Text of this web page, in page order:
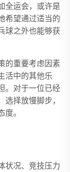
全运会，或许是
希望通过适当的
球之外也能够获
的重要考虑因素
活中的其他乐
。对于一位已经
择放慢脚步，
。
状况、竞技压力